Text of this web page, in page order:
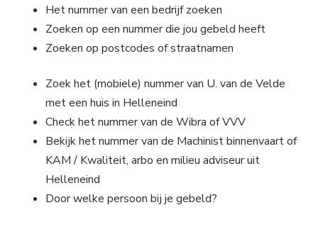
Het nummer van een bedrijf zoeken
Zoeken op een nummer die jou gebeld heeft
Zoeken op postcodes of straatnamen
Zoek het (mobiele) nummer van U. van de Velde
met een huis in Helleneind
Check het nummer van de Wibra of VVV
Bekijk het nummer van de Machinist binnenvaart of
KAM / Kwaliteit, arbo en milieu adviseur uit
Helleneind
Door welke persoon bij je gebeld?